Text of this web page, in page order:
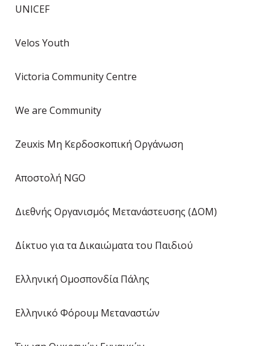
UNICEF
Velos Youth
Victoria Community Centre
We are Community
Zeuxis Μη Κερδοσκοπική Οργάνωση
Αποστολή NGO
Διεθνής Οργανισμός Μετανάστευσης (ΔΟΜ)
Δίκτυο για τα Δικαιώματα του Παιδιού
Ελληνική Ομοσπονδία Πάλης
Ελληνικό Φόρουμ Μεταναστών